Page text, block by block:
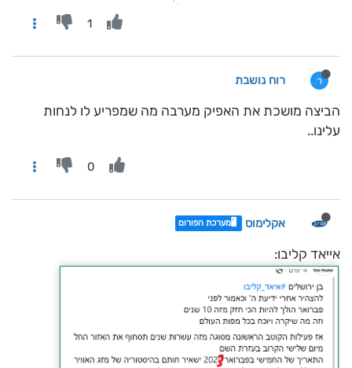
1
ר רוח נושבת
הביצה מושכת את האפיק מערבה מה שמפריע לו לנחות
עלינו..
0
אקלימוס 🖥️מערכת הפורום
אייאד קליבו: